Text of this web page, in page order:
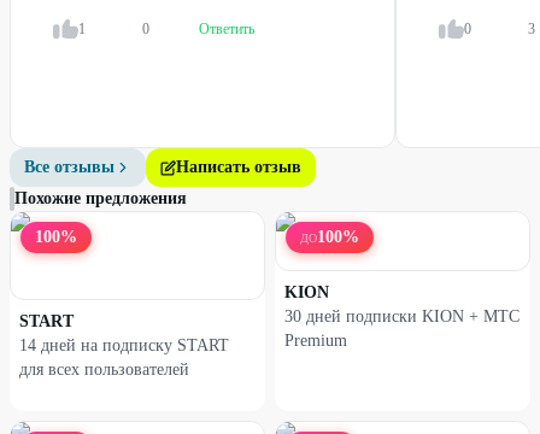
1 0 Ответить 0 3
Все отзывы
Написать отзыв
Похожие предложения
100%
START
14 дней на подписку START
для всех пользователей
ДО100%
KION
30 дней подписки KION + МТС
Premium